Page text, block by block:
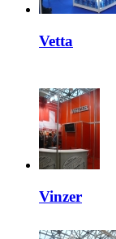
Vetta
Vinzer